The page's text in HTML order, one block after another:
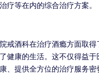
疗等在内的综合治疗方案。
戒酒科在治疗酒瘾方面取
健康的生活。这不仅得益
、提供全方位的治疗服务密